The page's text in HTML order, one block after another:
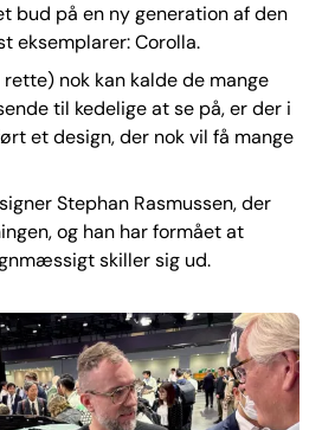
bud på en ny generation af den
eksemplarer: Corolla.
nok kan kalde de mange
til kedelige at se på, er der i
et design, der nok vil få mange
Stephan Rasmussen, der
og han har formået at
skiller sig ud.